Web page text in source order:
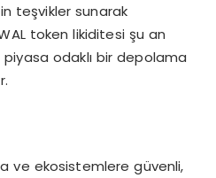
teşvikler sunarak
token likiditesi şu an
odaklı bir depolama
ve ekosistemlere güvenli,